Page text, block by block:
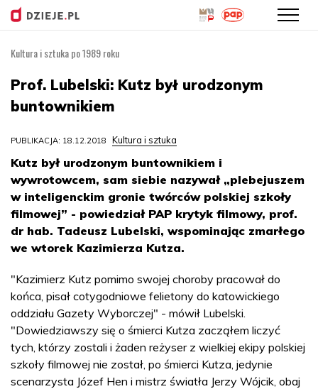
treści
Kultura i sztuka po 1989 roku
Prof. Lubelski: Kutz był urodzonym
buntownikiem
PUBLIKACJA: 18.12.2018 Kultura i sztuka
Kutz był urodzonym buntownikiem i
wywrotowcem, sam siebie nazywał „plebejuszem
w inteligenckim gronie twórców polskiej szkoły
filmowej” - powiedział PAP krytyk filmowy, prof.
dr hab. Tadeusz Lubelski, wspominając zmarłego
we wtorek Kazimierza Kutza.
"Kazimierz Kutz pomimo swojej choroby pracował do
końca, pisał cotygodniowe felietony do katowickiego
oddziału Gazety Wyborczej" - mówił Lubelski.
"Dowiedziawszy się o śmierci Kutza zacząłem liczyć
tych, którzy zostali i żaden reżyser z wielkiej ekipy polskiej
szkoły filmowej nie został, po śmierci Kutza, jedynie
scenarzysta Józef Hen i mistrz światła Jerzy Wójcik, obaj